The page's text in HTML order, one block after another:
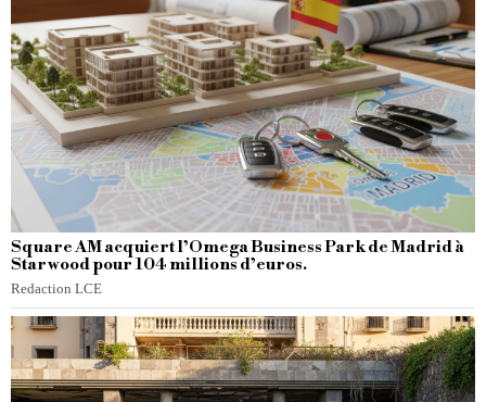
Square AM acquiert l’Omega Business Park de Madrid à
Starwood pour 104 millions d’euros.
Redaction LCE